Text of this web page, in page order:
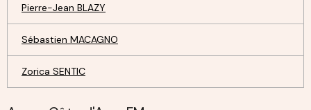
Pierre-Jean BLAZY
Sébastien MACAGNO
Zorica SENTIC